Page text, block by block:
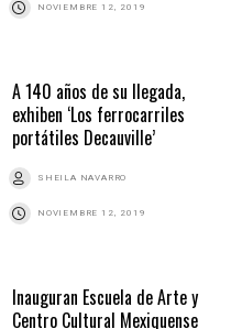
NOVIEMBRE 12, 2019
A 140 años de su llegada,
exhiben ‘Los ferrocarriles
portátiles Decauville’
SHEILA NAVARRO
NOVIEMBRE 12, 2019
Inauguran Escuela de Arte y
Centro Cultural Mexiquense